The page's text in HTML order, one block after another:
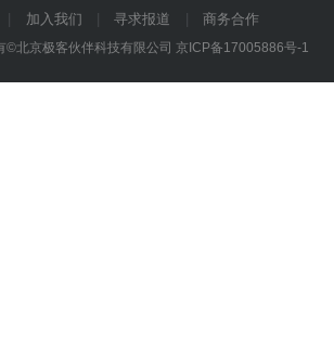
加入我们 寻求报道
商务合作
©北京极客伙伴科技有限公司 京ICP备17005886号-1